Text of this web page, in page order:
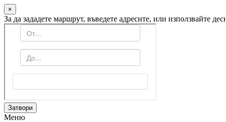
×
За да зададете маршрут, въведете адресите, или използвайте
Затвори
Меню